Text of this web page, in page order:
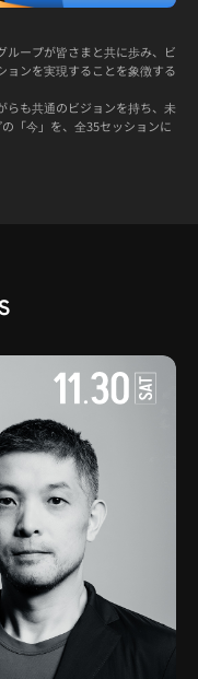
ループが皆さまと共に歩み、ビ
ョンを実現することを象徴する
も共通のビジョンを持ち、 未
「今」を、全35セッションに